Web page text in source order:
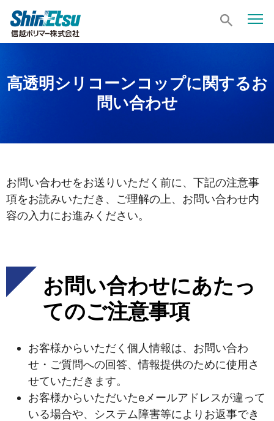
高透明シリコーンコップに関するお
問い合わせ
お問い合わせをお送りいただく前に、下記の注意事
項をお読みいただき、ご理解の上、お問い合わせ内
容の入力にお進みください。
お問い合わせにあたっ
てのご注意事項
お客様からいただく個人情報は、お問い合わ
せ・ご質問への回答、情報提供のために使用さ
せていただきます。
お客様からいただいたeメールアドレスが違って
いる場合や、システム障害等によりお返事でき